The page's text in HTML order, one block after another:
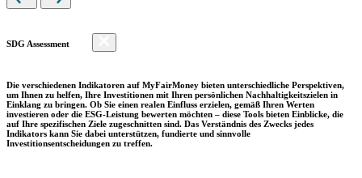
SDG Assessment
Die verschiedenen Indikatoren auf MyFairMoney bieten unterschiedliche Perspektiven,
um Ihnen zu helfen, Ihre Investitionen mit Ihren persönlichen Nachhaltigkeitszielen in
Einklang zu bringen. Ob Sie einen realen Einfluss erzielen, gemäß Ihren Werten
investieren oder die ESG-Leistung bewerten möchten – diese Tools bieten Einblicke, die
auf Ihre spezifischen Ziele zugeschnitten sind. Das Verständnis des Zwecks jedes
Indikators kann Sie dabei unterstützen, fundierte und sinnvolle
Investitionsentscheidungen zu treffen.